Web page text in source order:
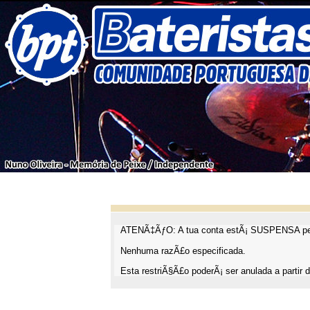
ATENÃ‡ÃƒO: A tua conta estÃ¡ SUSPENSA
Nenhuma razÃ£o especificada.
Esta restriÃ§Ã£o poderÃ¡ ser anulada a partir